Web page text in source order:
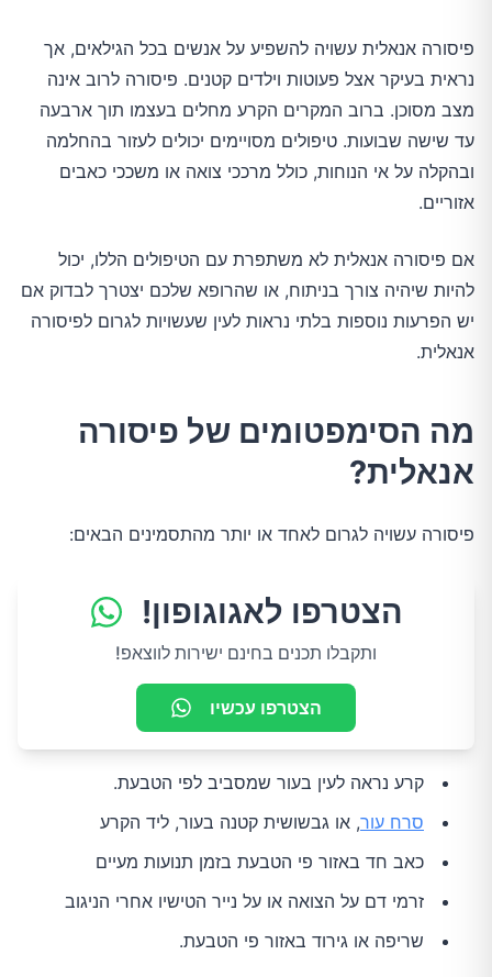
פיסורה אנאלית עשויה להשפיע על אנשים בכל הגילאים, אך
נראית בעיקר אצל פעוטות וילדים קטנים. פיסורה לרוב אינה
מצב מסוכן. ברוב המקרים הקרע מחלים בעצמו תוך ארבעה
עד שישה שבועות. טיפולים מסויימים יכולים לעזור בהחלמה
ובהקלה על אי הנוחות, כולל מרככי צואה או משככי כאבים
אזוריים.
אם פיסורה אנאלית לא משתפרת עם הטיפולים הללו, יכול
להיות שיהיה צורך בניתוח, או שהרופא שלכם יצטרך לבדוק אם
יש הפרעות נוספות בלתי נראות לעין שעשויות לגרום לפיסורה
אנאלית.
מה הסימפטומים של פיסורה
אנאלית?
פיסורה עשויה לגרום לאחד או יותר מהתסמינים הבאים:
הצטרפו לאגוגופון!
ותקבלו תכנים בחינם ישירות לווצאפ!
הצטרפו עכשיו
קרע נראה לעין בעור שמסביב לפי הטבעת.
סרח עור, או גבשושית קטנה בעור, ליד הקרע
כאב חד באזור פי הטבעת בזמן תנועות מעיים
זרמי דם על הצואה או על נייר הטישיו אחרי הניגוב
שריפה או גירוד באזור פי הטבעת.